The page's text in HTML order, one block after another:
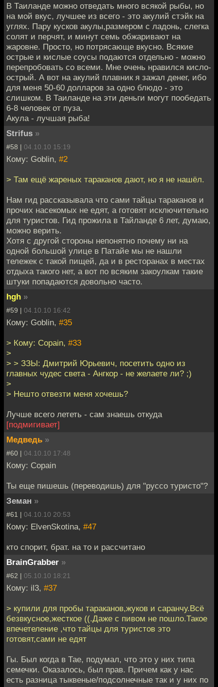
В Таиланде можно отведать много всякой рыбы, но
на мой вкус, лучшее из всего - это акулий стэйк на
углях. Пару кусков акулы,размером с ладонь, слегка
солят и перчят, и минут семь обжаривают на
жаровне. Просто, но потрясающе вкусно. Всякие
острые и кислые соусы подаются отдельно - можно
перепробовать со всеми. Мне очень нравился кисло-
острый. А вот на акулий плавник я зажал денег, ибо
для меня 50-60 долларов за одно блюдо - это
слишком. В Таиланде на эти деньги могут пообедать
6-8 человек от пуза.
Акула - лучшая рыба!
Strifus »
#58 | 04.10.10 15:19
Кому: Goblin, #2
> Там ещё жареных тараканов дают, но я не нашёл.
Нам гид рассказывала что сами тайцы тараканов и
прочих насекомых не едят, а готовят исключительно
для туристов. Гид прожила в Тайланде 6 лет, думаю,
можно верить.
Хотя с другой стороны непонятно почему ни на
одной большой улице в Патайе мы не нашли
тележек с такой пищей, да и в ресторанах в местах
отдыха такого нет, а вот по всяким закоулкам такие
штуки попадаются довольно часто.
hgh »
#59 | 04.10.10 16:42
Кому: Goblin, #35
> Кому: Copain, #33
>
> > ЗЗЫ: Дмитрий Юрьевич, посетить одно из
главных чудес света - Ангкор - не желаете ли? ;)
>
> Нешто отвезти меня хочешь?
Лучше всего лететь - сам знаешь откуда
[подмигивает]
Медведь »
#60 | 04.10.10 17:48
Кому: Copain
Ты еще пишешь (переводишь) для "руссо туристо"?
Земан »
#61 | 04.10.10 20:53
Кому: ElvenSkotina, #47
кто спорит, брат. на то и рассчитано
BrainGrabber »
#62 | 05.10.10 18:21
Кому: il3, #37
> купили для пробы тараканов,жуков и саранчу.Всё
безвкусное,жесткое ((.Даже с пивом не пошло.Такое
впечетеление ,что тайцы для туристов это
готовят,сами не едят
Гы. Был когда в Тае, подумал, что это у них типа
семечки. Оказалось, был прав. Причем как у нас
есть разница тыквеные/подсолнечные так и у них по